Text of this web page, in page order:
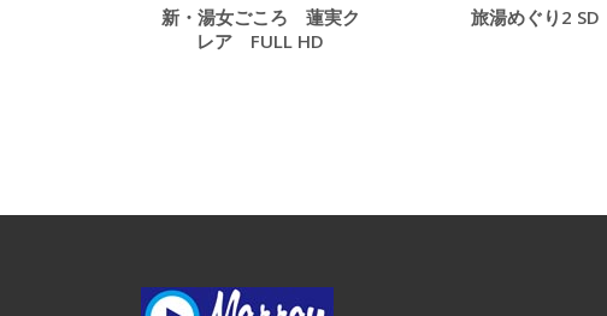
新・湯女ごころ 蓮実ク
レア FULL HD
旅湯めぐり2 SD